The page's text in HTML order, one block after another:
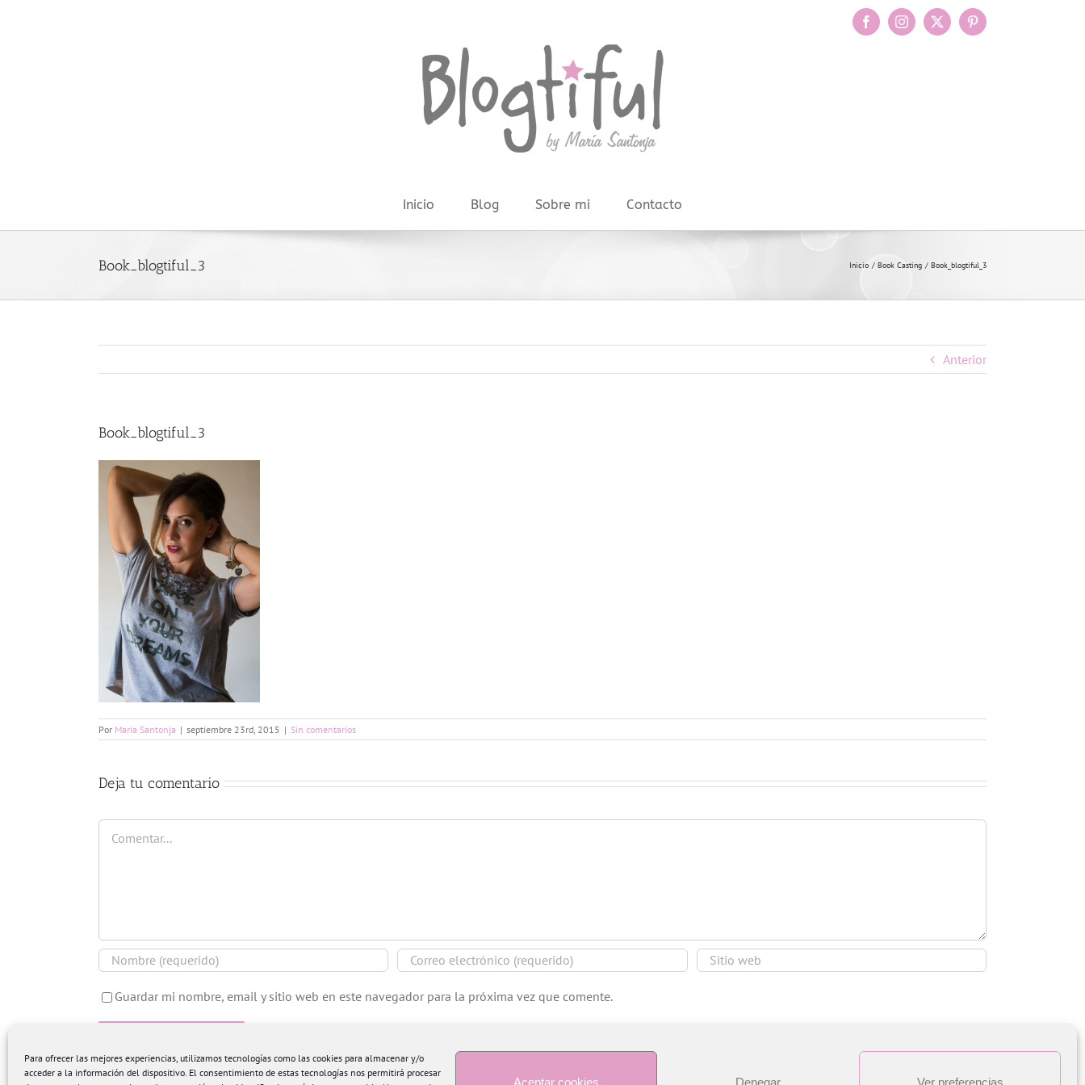
Para ofrecer las mejores experiencias, utilizamos tecnologías como las cookies para almacenar y/o
acceder a la información del dispositivo. El consentimiento de estas tecnologías nos permitirá procesar
Aceptar cookies Denegar Ver preferencias
FacebookInstagram
X Pinterest
Inicio Blog Sobre mi Contacto
Book_blogtiful_3 Inicio Book Casting Book_blogtiful_3
Anterior
Book_blogtiful_3
Por Maria Santonja | septiembre 23rd, 2015 | Sin comentarios
Deja tu comentario
Comentar
Guardar mi nombre, email y sitio web en este navegador para la próxima vez que comente.